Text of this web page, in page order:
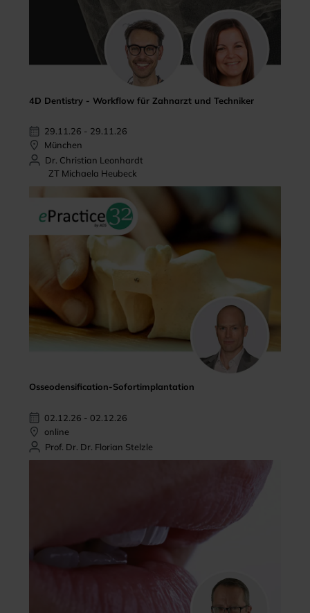
4D Dentistry - Workflow für Zahnarzt und Techniker
29.11.26 - 29.11.26
München
Dr. Christian Leonhardt
ZT Michaela Heubeck
Osseodensification-Sofortimplantation
02.12.26 - 02.12.26
online
Prof. Dr. Dr. Florian Stelzle